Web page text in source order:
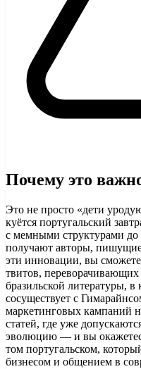
Почему это
Это не просто «дети
куётся португальский
с мемными структурами
получают авторы,
эти инновации, вы
твитов,
бразильской литературы, в
сосуществует с
маркетинговых кампаний
статей, где уже
эволюцию — и вы
том португальском,
бизнесом и общением в